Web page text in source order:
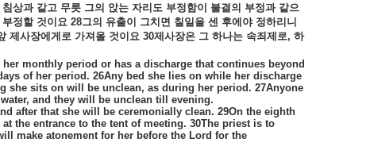
침상과 같고 무릇 그의 앉는 자리도 부정함이 불결의 부정과 같으
부정할 것이요 28그의 유출이 그치면 칠일을 센 후에야 정하리니
제사장에게로 가져올 것이요 30제사장은 그 하나는 속죄제로, 하
monthly period or has a discharge that continues beyond
of her period. 26Any bed she lies on while her discharge
sits on will be unclean, as during her period. 27Anyone
and they will be unclean till evening.
after that she will be ceremonially clean. 29On the eighth
the entrance to the tent of meeting. 30The priest is to
make atonement for her before the Lord for the